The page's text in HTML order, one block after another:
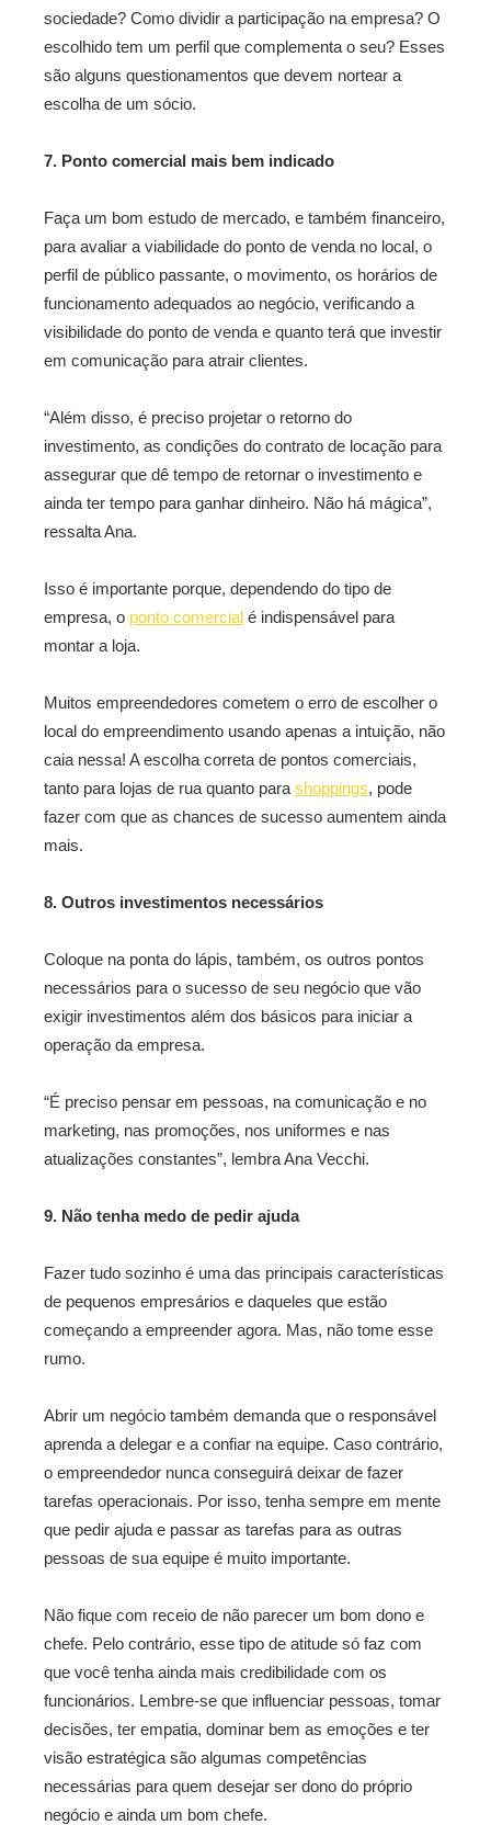
sociedade? Como dividir a participação na empresa? O
escolhido tem um perfil que complementa o seu? Esses
são alguns questionamentos que devem nortear a
escolha de um sócio.
7. Ponto comercial mais bem indicado
Faça um bom estudo de mercado, e também financeiro,
para avaliar a viabilidade do ponto de venda no local, o
perfil de público passante, o movimento, os horários de
funcionamento adequados ao negócio, verificando a
visibilidade do ponto de venda e quanto terá que investir
em comunicação para atrair clientes.
“Além disso, é preciso projetar o retorno do
investimento, as condições do contrato de locação para
assegurar que dê tempo de retornar o investimento e
ainda ter tempo para ganhar dinheiro. Não há mágica”,
ressalta Ana.
Isso é importante porque, dependendo do tipo de
empresa, o ponto comercial é indispensável para
montar a loja.
Muitos empreendedores cometem o erro de escolher o
local do empreendimento usando apenas a intuição, não
caia nessa! A escolha correta de pontos comerciais,
tanto para lojas de rua quanto para shoppings, pode
fazer com que as chances de sucesso aumentem ainda
mais.
8. Outros investimentos necessários
Coloque na ponta do lápis, também, os outros pontos
necessários para o sucesso de seu negócio que vão
exigir investimentos além dos básicos para iniciar a
operação da empresa.
“É preciso pensar em pessoas, na comunicação e no
marketing, nas promoções, nos uniformes e nas
atualizações constantes”, lembra Ana Vecchi.
9. Não tenha medo de pedir ajuda
Fazer tudo sozinho é uma das principais características
de pequenos empresários e daqueles que estão
começando a empreender agora. Mas, não tome esse
rumo.
Abrir um negócio também demanda que o responsável
aprenda a delegar e a confiar na equipe. Caso contrário,
o empreendedor nunca conseguirá deixar de fazer
tarefas operacionais. Por isso, tenha sempre em mente
que pedir ajuda e passar as tarefas para as outras
pessoas de sua equipe é muito importante.
Não fique com receio de não parecer um bom dono e
chefe. Pelo contrário, esse tipo de atitude só faz com
que você tenha ainda mais credibilidade com os
funcionários. Lembre-se que influenciar pessoas, tomar
decisões, ter empatia, dominar bem as emoções e ter
visão estratégica são algumas competências
necessárias para quem desejar ser dono do próprio
negócio e ainda um bom chefe.